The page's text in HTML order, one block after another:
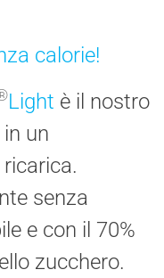
calorie!
Light è il nostro
un
senza
e con il 70%
zucchero.